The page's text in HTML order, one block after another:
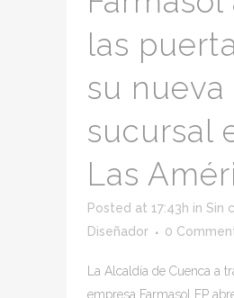
las
su nueva
sucursal
Las
Posted at 17:43h in Sin
Diseñador
0
La Alcaldía de Cuenca a
empresa Farmasol EP